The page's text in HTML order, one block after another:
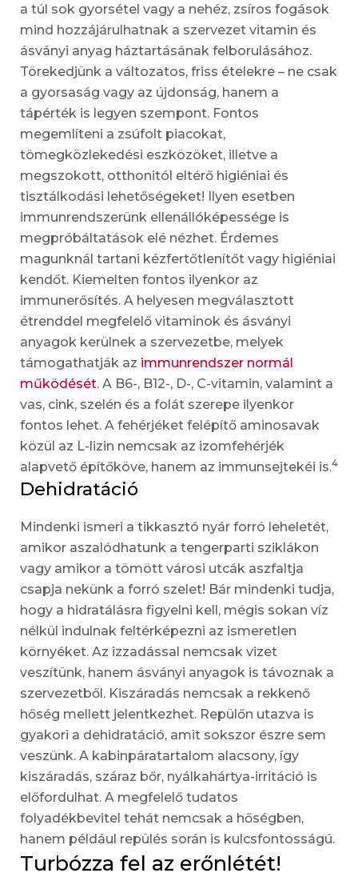
a túl sok gyorsétel vagy a nehéz, zsíros fogások
mind hozzájárulhatnak a szervezet vitamin és
ásványi anyag háztartásának felborulásához.
Törekedjünk a változatos, friss ételekre – ne csak
a gyorsaság vagy az újdonság, hanem a
tápérték is legyen szempont. Fontos
megemlíteni a zsúfolt piacokat,
tömegközlekedési eszközöket, illetve a
megszokott, otthonitól eltérő higiéniai és
tisztálkodási lehetőségeket! Ilyen esetben
immunrendszerünk ellenállóképessége is
megpróbáltatások elé nézhet. Érdemes
magunknál tartani kézfertőtlenítőt vagy higiéniai
kendőt. Kiemelten fontos ilyenkor az
immunerősítés. A helyesen megválasztott
étrenddel megfelelő vitaminok és ásványi
anyagok kerülnek a szervezetbe, melyek
támogathatják az immunrendszer normál
működését. A B6-, B12-, D-, C-vitamin, valamint a
vas, cink, szelén és a folát szerepe ilyenkor
fontos lehet. A fehérjéket felépítő aminosavak
közül az L-lizin nemcsak az izomfehérjék
alapvető építőköve, hanem az immunsejtekéi is.4
Dehidratáció
Mindenki ismeri a tikkasztó nyár forró leheletét,
amikor aszalódhatunk a tengerparti sziklákon
vagy amikor a tömött városi utcák aszfaltja
csapja nekünk a forró szelet! Bár mindenki tudja,
hogy a hidratálásra figyelni kell, mégis sokan víz
nélkül indulnak feltérképezni az ismeretlen
környéket. Az izzadással nemcsak vizet
veszítünk, hanem ásványi anyagok is távoznak a
szervezetből. Kiszáradás nemcsak a rekkenő
hőség mellett jelentkezhet. Repülőn utazva is
gyakori a dehidratáció, amit sokszor észre sem
veszünk. A kabinpáratartalom alacsony, így
kiszáradás, száraz bőr, nyálkahártya-irritáció is
előfordulhat. A megfelelő tudatos
folyadékbevitel tehát nemcsak a hőségben,
hanem például repülés során is kulcsfontosságú.
Turbózza fel az erőnlétét!